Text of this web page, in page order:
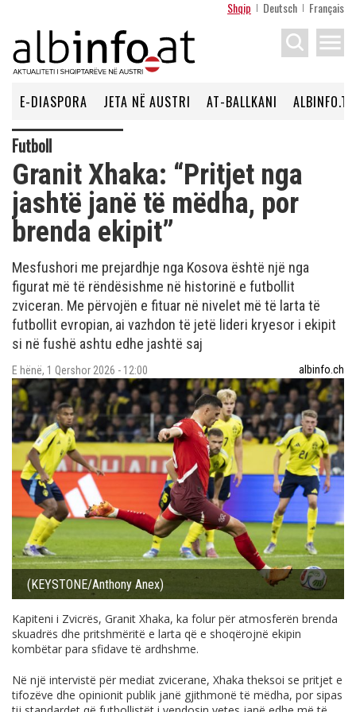
Shqip Deutsch Français
menu
E-DIASPORA JETA NË AUSTRI AT-BALLKANI ALBINFO.TV
Futboll
Granit Xhaka: “Pritjet nga
jashtë janë të mëdha, por
brenda ekipit”
Mesfushori me prejardhje nga Kosova është një nga
figurat më të rëndësishme në historinë e futbollit
zviceran. Me përvojën e fituar në nivelet më të larta të
futbollit evropian, ai vazhdon të jetë lideri kryesor i ekipit
si në fushë ashtu edhe jashtë saj
E hënë, 1 Qershor 2026 - 12:00 albinfo.ch
(KEYSTONE/Anthony Anex)
Kapiteni i Zvicrës, Granit Xhaka, ka folur për atmosferën brenda
skuadrës dhe pritshmëritë e larta që e shoqërojnë ekipin
kombëtar para sfidave të ardhshme.
Në një intervistë për mediat zvicerane, Xhaka theksoi se pritjet e
tifozëve dhe opinionit publik janë gjithmonë të mëdha, por sipas